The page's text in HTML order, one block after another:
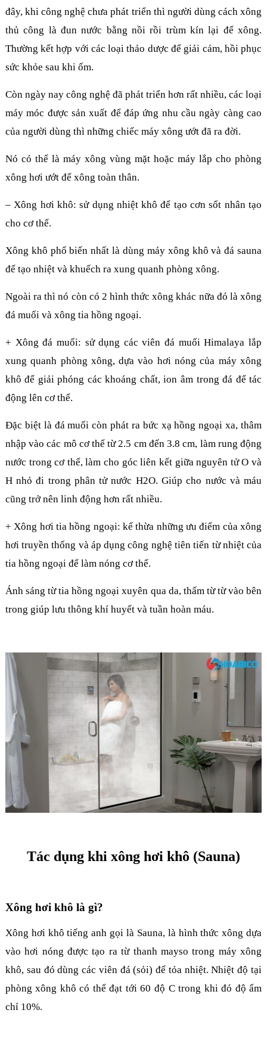
đây, khi công nghệ chưa phát triển thì người dùng cách xông
thủ công là đun nước bằng nồi rồi trùm kín lại để xông.
Thường kết hợp với các loại thảo dược để giải cảm, hồi phục
sức khỏe sau khi ốm.
Còn ngày nay công nghệ đã phát triển hơn rất nhiều, các loại
máy móc được sản xuất để đáp ứng nhu cầu ngày càng cao
của người dùng thì những chiếc máy xông ướt đã ra đời.
Nó có thể là máy xông vùng mặt hoặc máy lắp cho phòng
xông hơi ướt để xông toàn thân.
– Xông hơi khô: sử dụng nhiệt khô để tạo cơn sốt nhân tạo
cho cơ thể.
Xông khô phổ biến nhất là dùng máy xông khô và đá sauna
để tạo nhiệt và khuếch ra xung quanh phòng xông.
Ngoài ra thì nó còn có 2 hình thức xông khác nữa đó là xông
đá muối và xông tia hồng ngoại.
+ Xông đá muối: sử dụng các viên đá muối Himalaya lắp
xung quanh phòng xông, dựa vào hơi nóng của máy xông
khô để giải phóng các khoáng chất, ion âm trong đá để tác
động lên cơ thể.
Đặc biệt là đá muối còn phát ra bức xạ hồng ngoại xa, thâm
nhập vào các mô cơ thể từ 2.5 cm đến 3.8 cm, làm rung động
nước trong cơ thể, làm cho góc liên kết giữa nguyên tử O và
H nhỏ đi trong phân tử nước H2O. Giúp cho nước và máu
cũng trở nên linh động hơn rất nhiều.
+ Xông hơi tia hồng ngoại: kế thừa những ưu điểm của xông
hơi truyền thống và áp dụng công nghệ tiên tiến từ nhiệt của
tia hồng ngoại để làm nóng cơ thể.
Ánh sáng từ tia hồng ngoại xuyên qua da, thấm từ từ vào bên
trong giúp lưu thông khí huyết và tuần hoàn máu.
Tác dụng khi xông hơi khô (Sauna)
Xông hơi khô là gì?
Xông hơi khô tiếng anh gọi là Sauna, là hình thức xông dựa
vào hơi nóng được tạo ra từ thanh mayso trong máy xông
khô, sau đó dùng các viên đá (sỏi) để tỏa nhiệt. Nhiệt độ tại
phòng xông khô có thể đạt tới 60 độ C trong khi đó độ ẩm
chỉ 10%.